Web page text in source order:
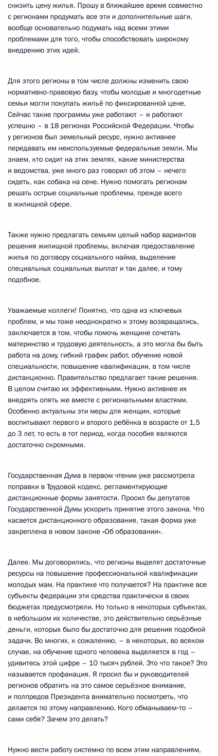
снизить цену жилья. Прошу в ближайшее время совместно
с регионами продумать все эти и дополнительные шаги,
вообще основательно подумать над всеми этими
проблемами для того, чтобы способствовать широкому
внедрению этих идей.
Для этого регионы в том числе должны изменить свою
нормативно-правовую базу, чтобы молодые и многодетные
семьи могли покупать жильё по фиксированной цене.
Сейчас такие программы уже работают – и работают
успешно – в 18 регионах Российской Федерации. Чтобы
у регионов был земельный ресурс, нужно активнее
передавать им неиспользуемые федеральные земли. Мы
знаем, кто сидит на этих землях, какие министерства
и ведомства, уже много раз говорил об этом – нечего
сидеть, как собака на сене. Нужно помогать регионам
решать острые социальные проблемы, прежде всего
в жилищной сфере.
Также нужно предлагать семьям целый набор вариантов
решения жилищной проблемы, включая предоставление
жилья по договору социального найма, выделение
специальных социальных выплат и так далее, и тому
подобное.
Уважаемые коллеги! Понятно, что одна из ключевых
проблем, и мы тоже неоднократно к этому возвращались,
заключается в том, чтобы помочь женщине сочетать
материнство и трудовую деятельность, а это могла бы быть
работа на дому, гибкий график работ, обучение новой
специальности, повышение квалификации, в том числе
дистанционно. Правительство предлагает такие решения.
В целом считаю их эффективными. Нужно активнее их
внедрять опять же вместе с региональными властями.
Особенно актуальны эти меры для женщин, которые
воспитывают первого и второго ребёнка в возрасте от 1,5
до 3 лет, то есть в тот период, когда пособия являются
достаточно скромными.
Государственная Дума в первом чтении уже рассмотрела
поправки в Трудовой кодекс, регламентирующие
дистанционные формы занятости. Просил бы депутатов
Государственной Думы ускорить принятие этого закона. Что
касается дистанционного образования, такая форма уже
закреплена в новом законе «Об образовании».
Далее. Мы договорились, что регионы выделят достаточные
ресурсы на повышение профессиональной квалификации
молодых мам. На практике что получается? На практике все
субъекты федерации эти средства практически в своих
бюджетах предусмотрели. Но только в некоторых субъектах,
в небольшом их количестве, это действительно серьёзные
деньги, которых было бы достаточно для решения подобной
задачи. Во многих, к сожалению, – в некоторых, во всяком
случае, на обучение одного человека выделяется в год –
удивитесь этой цифре – 10 тысяч рублей. Это что такое? Это
называется профанация. Я просил бы и руководителей
регионов обратить на это самое серьёзное внимание,
и полпредов Президента внимательно посмотреть, что
делается по этому направлению. Кого обманываем‑то –
сами себя? Зачем это делать?
Нужно вести работу системно по всем этим направлениям,